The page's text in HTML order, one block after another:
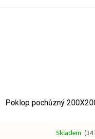
Poklop pochůzný
Skladem (34